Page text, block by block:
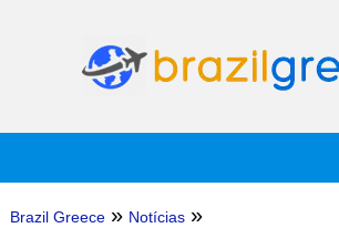
Brazil Greece » Notícias »